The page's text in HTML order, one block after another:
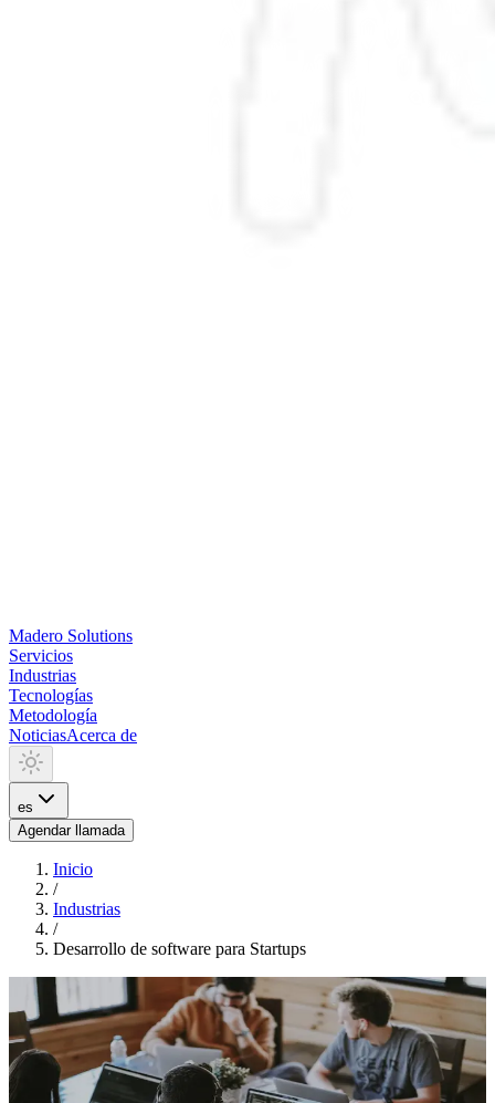
Madero Solutions
Servicios
Industrias
Tecnologías
Metodología
NoticiasAcerca de
es
Agendar llamada
Inicio
/
Industrias
/
Desarrollo de software para Startups
INDUSTRIA
Desarrollo de software para
Startups